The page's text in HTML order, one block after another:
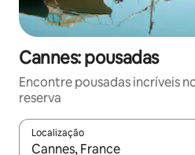
Cannes: pousadas
Encontre pousadas incríveis
reserva
Localização
Quando os resultados